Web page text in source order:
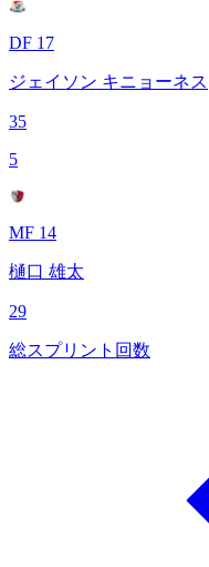
DF 17
ジェイソン キニョーネス
35
5
MF 14
樋口 雄太
29
総スプリント回数